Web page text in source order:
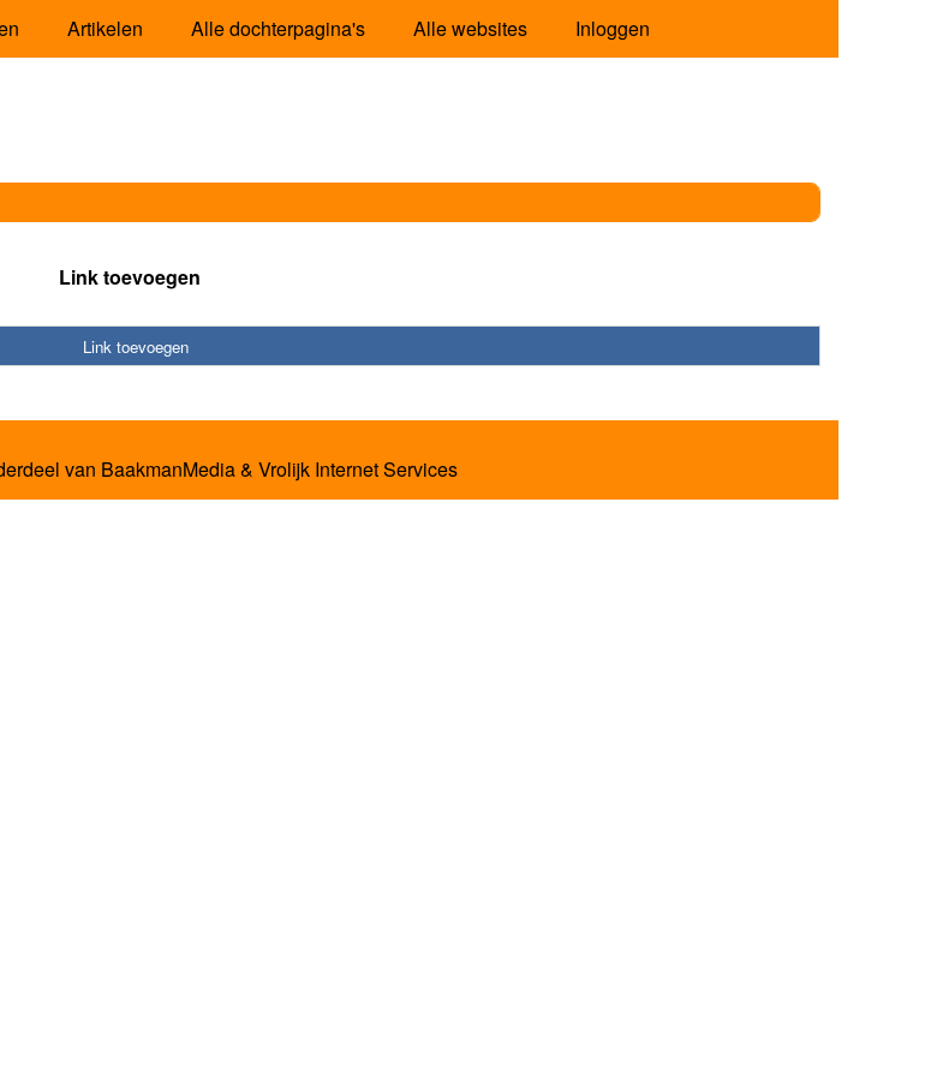
Artikelen Alle dochterpagina's Alle websites Inloggen
Link toevoegen
Link toevoegen
van BaakmanMedia& Vrolijk Internet Services